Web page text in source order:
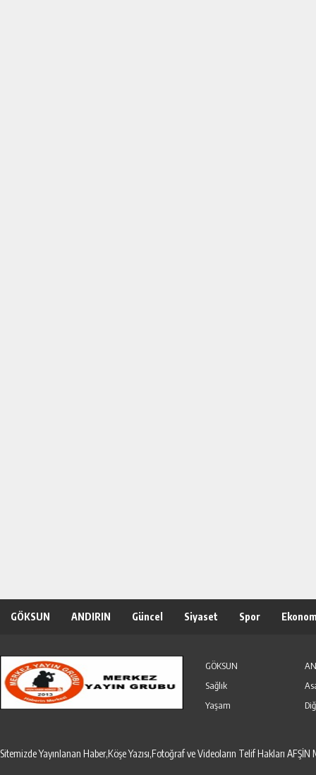
GÖKSUN ANDIRIN Güncel Siyaset Spor
GÖKSUN
Sağlık
Yaşam
Sitemizde Yayınlanan Haber,Köşe Yazısı,Fotoğraf ve Videoların Telif Hakları